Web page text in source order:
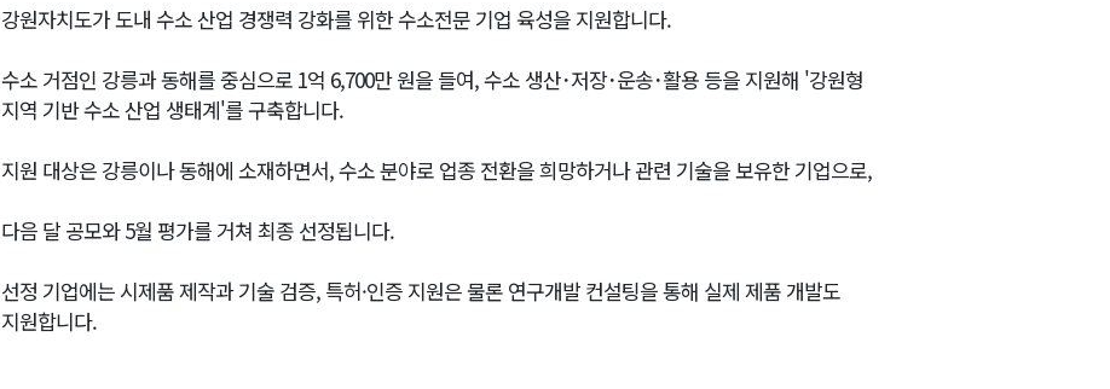
강원자치도가 도내 수소 산업 경쟁력 강화를 위한 수소전문 기업 육성을 지원합니다.
수소 거점인 강릉과 동해를 중심으로 1억 6,700만 원을 들여, 수소 생산･저장･운송･활용 등을 지원해 '강원형
지역 기반 수소 산업 생태계'를 구축합니다.
지원 대상은 강릉이나 동해에 소재하면서, 수소 분야로 업종 전환을 희망하거나 관련 기술을 보유한 기업으로,
다음 달 공모와 5월 평가를 거쳐 최종 선정됩니다.
선정 기업에는 시제품 제작과 기술 검증, 특허·인증 지원은 물론 연구개발 컨설팅을 통해 실제 제품 개발도
지원합니다.